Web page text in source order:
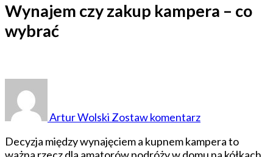
Wynajem czy zakup kampera – co
wybrać
Artur Wolski Zostaw komentarz
zakup
kampera
–
Decyzja między wynajęciem a kupnem kampera to